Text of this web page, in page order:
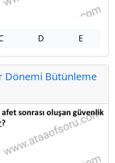
D E
Dönemi Bütünleme